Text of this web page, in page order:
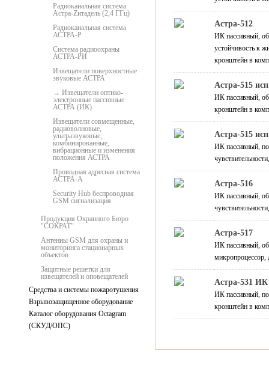
Радиоканальная система
Астра-Zитадель (2,4 ГГц)
Радиоканальная система
АСТРА-Р
Система радиоохраны
АСТРА-РИ
Извещатели поверхностные
звуковые АСТРА
Извещатели оптико-
электронные пассивные
АСТРА (ИК)
Извещатели cовмещенные,
радиоволновые,
ультразвуковые,
комбинированные,
вибрационные и изменения
положения АСТРА
Проводная адресная система
АСТРА-А
Security Hub беспроводная
GSM сигнализация
Продукция Охранного Бюро
"СОКРАТ"
Антенны GSM для охраны и
мониторинга стационарных
объектов
Защитные решетки для
извещателей и оповещателей
Средства и системы пожаротушения
Взрывозащищенное оборудование
Каталог оборудования Octagram
(СКУД/ОПС)
Астра-512
ИК пассивный,
устойчивость к
кронштейн в
Астра-515
ИК пассивный,
кронштейн в
Астра-515
ИК пассивный,
Астра-516
ИК пассивный,
Астра-517
ИК пассивный,
микропроцессор,
Астра-531 ИК
ИК пассивный,
кронштейн в